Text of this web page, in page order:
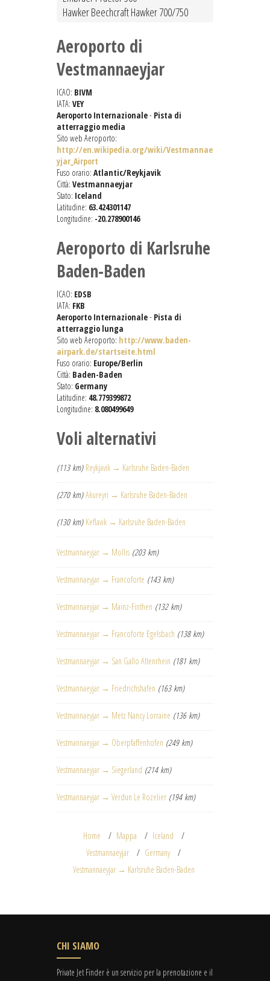
Hawker Beechcraft Hawker 700/750
Aeroporto di
Vestmannaeyjar
ICAO: BIVM
IATA: VEY
Aeroporto Internazionale- Pista di
atterraggio media
Sito web Aeroporto:
http://en.wikipedia.org/wiki/Vestmannae
yjar_Airport
Fuso orario: Atlantic/Reykjavik
Città: Vestmannaeyjar
Stato: Iceland
Latitudine: 63.424301147
Longitudine: -20.278900146
Aeroporto di Karlsruhe
Baden-Baden
ICAO: EDSB
IATA: FKB
Aeroporto Internazionale- Pista di
atterraggio lunga
Sito web Aeroporto: http://www.baden-
airpark.de/startseite.html
Fuso orario: Europe/Berlin
Città: Baden-Baden
Stato: Germany
Latitudine: 48.779399872
Longitudine: 8.080499649
Voli alternativi
(113 km) Reykjavik → Karlsruhe Baden-Baden
(270 km) Akureyri → Karlsruhe Baden-Baden
(130 km) Keflavik → Karlsruhe Baden-Baden
Vestmannaeyjar → Mollis (203 km)
Vestmannaeyjar → Francoforte (143 km)
Vestmannaeyjar → Mainz-Finthen (132 km)
Vestmannaeyjar → Francoforte Egelsbach (138 km)
Vestmannaeyjar → San Gallo Altenrhein (181 km)
Vestmannaeyjar → Friedrichshafen (163 km)
Vestmannaeyjar → Metz Nancy Lorraine (136 km)
Vestmannaeyjar → Oberpfaffenhofen (249 km)
Vestmannaeyjar → Siegerland (214 km)
Vestmannaeyjar → Verdun Le Rozelier (194 km)
Home Mappa
Iceland
Vestmannaeyjar
Germany
Vestmannaeyjar → Karlsruhe Baden-Baden
CHI SIAMO
Private Jet Finder è un servizio per la prenotazione e il